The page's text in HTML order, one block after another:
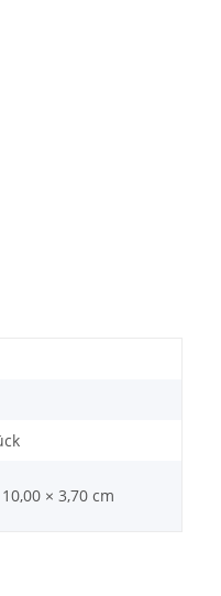
× 3,70 cm